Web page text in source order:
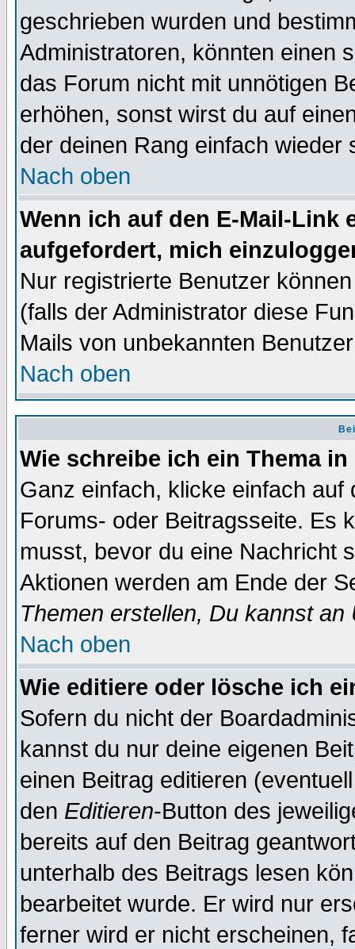
geschrieben wurden und
Administratoren, könnten einen
das Forum nicht mit unnötigen
erhöhen, sonst wirst du auf
der deinen Rang einfach wieder
Nach oben
Wenn ich auf den E-Mail-Link
aufgefordert, mich
Nur registrierte Benutzer
(falls der Administrator diese
Mails von unbekannten
Nach oben
Wie schreibe ich ein Thema
Ganz einfach, klicke einfach
Forums- oder Beitragsseite. Es
musst, bevor du eine Nachricht
Aktionen werden am Ende der
Themen erstellen, Du kannst
Nach oben
Wie editiere oder lösche ich
Sofern du nicht der
kannst du nur deine eigenen
einen Beitrag editieren
den Editieren-Button des
bereits auf den Beitrag
unterhalb des Beitrags lesen
bearbeitet wurde. Er wird nur
ferner wird er nicht erscheinen,